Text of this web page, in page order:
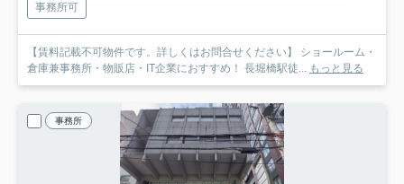
事務所可
【賃料記載不可物件です。詳しくはお問合せください】 ショールーム・
倉庫兼事務所・物販店・IT企業におすすめ！ 長堀橋駅徒... もっと見る
事務所